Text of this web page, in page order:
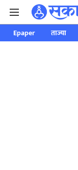
Epaper ताज्या